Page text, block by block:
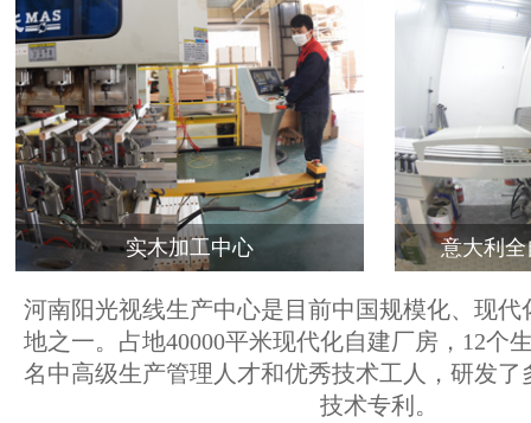
实木加工中心 意大利
河南阳光视线生产中心是目前中国规模化、现代
地之一。占地40000平米现代化自建厂房，12个
名中高级生产管理人才和优秀技术工人，研发了
技术专利。